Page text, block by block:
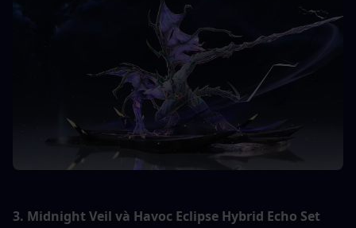
3. Midnight Veil và Havoc Eclipse Hybrid Echo Set